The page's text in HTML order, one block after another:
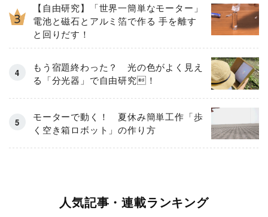
【自由研究】「世界一簡単なモーター」
電池と磁石とアルミ箔で作る 手を離す
と回りだす！
もう宿題終わった？ 光の色がよく見え
る「分光器」で自由研究！
モーターで動く！ 夏休み簡単工作「歩
く空き箱ロボット」の作り方
人気記事・連載ランキング